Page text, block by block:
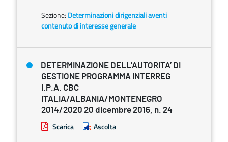
Sezione: Determinazioni dirigenziali aventi
contenuto di interesse generale
DETERMINAZIONE DELL’AUTORITA’ DI
GESTIONE PROGRAMMA INTERREG
I.P.A. CBC
ITALIA/ALBANIA/MONTENEGRO
2014/2020 20 dicembre 2016, n. 24
Scarica Ascolta